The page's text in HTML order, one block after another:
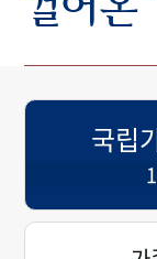
국립